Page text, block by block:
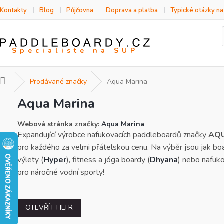
na
obsah
Kontakty Blog Půjčovna Doprava a platba Typické otázky
Domů Prodávané značky Aqua Marina
Aqua Marina
Webová stránka značky: Aqua Marina
Expandující výrobce nafukovacích paddleboardů značky
pro každého za velmi přátelskou cenu. Na výběr jsou jak
výlety (Hyper), fitness a jóga boardy (Dhyana) nebo
pro náročné vodní sporty!
OTEVŘÍT FILTR